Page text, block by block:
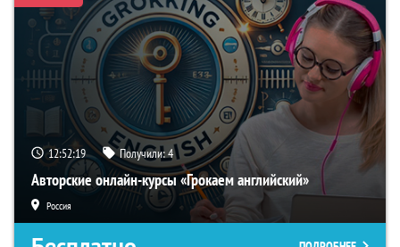
12:52:18 Получили:4
Авторские онлайн-курсы «Грокаем английский»
Россия